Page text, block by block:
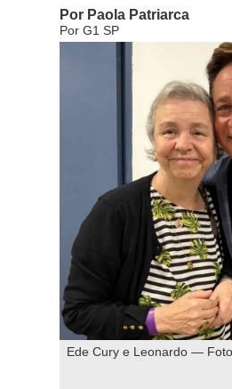
Por Paola Patriarca
Por G1 SP
Ede Cury e Leonardo —